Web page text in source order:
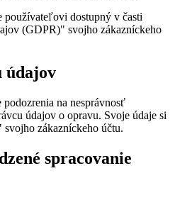
používateľovi dostupný v časti
(GDPR)" svojho zákazníckeho
údajov
na nesprávnosť
údajov o opravu. Svoje údaje si
zákazníckeho účtu.
spracovanie